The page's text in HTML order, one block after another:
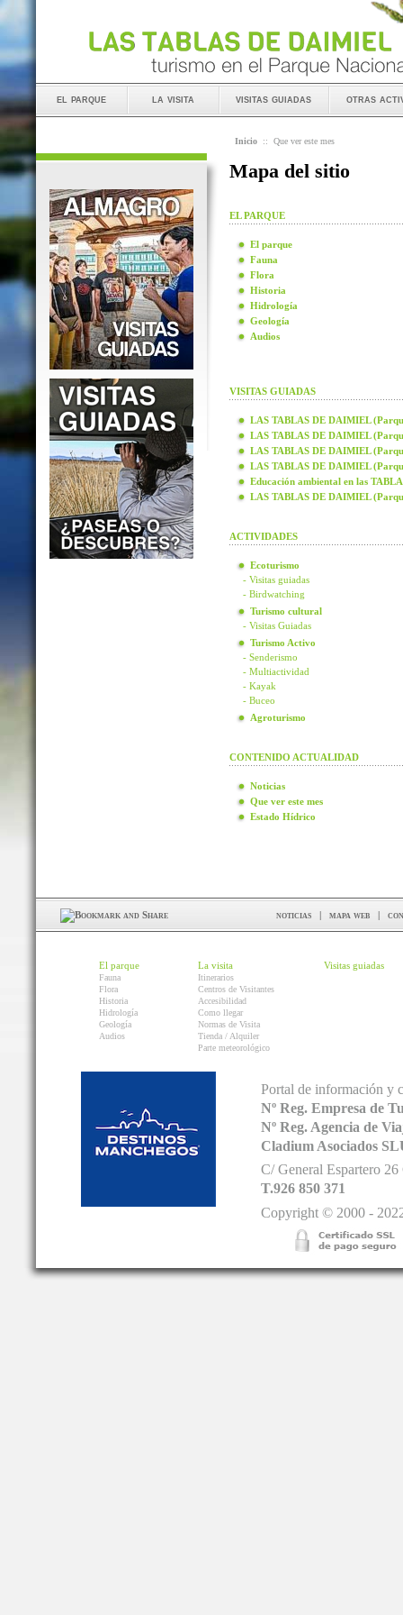
el parque la visita visitas guiadas otras
Inicio :: Que ver este mes
Mapa del sitio
EL PARQUE
El parque
Fauna
Flora
Historia
Hidrología
Geología
Audios
VISITAS GUIADAS
LAS TABLAS DE DAIMIEL
LAS TABLAS DE DAIMIEL
LAS TABLAS DE DAIMIEL
LAS TABLAS DE DAIMIEL
Educación ambiental en las
LAS TABLAS DE DAIMIEL
ACTIVIDADES
Ecoturismo
- Visitas guiadas
- Birdwatching
Turismo cultural
- Visitas Guiadas
Turismo Activo
- Senderismo
- Multiactividad
- Kayak
- Buceo
Agroturismo
CONTENIDO ACTUALIDAD
Noticias
Que ver este mes
Estado Hídrico
noticias | mapa web |
El parque
Fauna
Flora
Historia
Hidrología
Geología
Audios
La visita
Itinerarios
Centros de Visitantes
Accesibilidad
Como llegar
Normas de Visita
Tienda / Alquiler
Parte meteorológico
Visitas guiadas
Portal de información y
Nº Reg. Empresa de
Nº Reg. Agencia de
Cladium Asociados
C/ General Espartero
T.926 850 371
Copyright © 2000 -